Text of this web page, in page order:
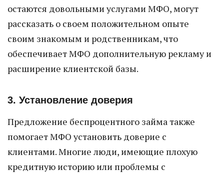
остаются довольными услугами МФО, могут
рассказать о своем положительном опыте
своим знакомым и родственникам, что
обеспечивает МФО дополнительную рекламу и
расширение клиентской базы.
3. Установление доверия
Предложение беспроцентного займа также
помогает МФО установить доверие с
клиентами. Многие люди, имеющие плохую
кредитную историю или проблемы с